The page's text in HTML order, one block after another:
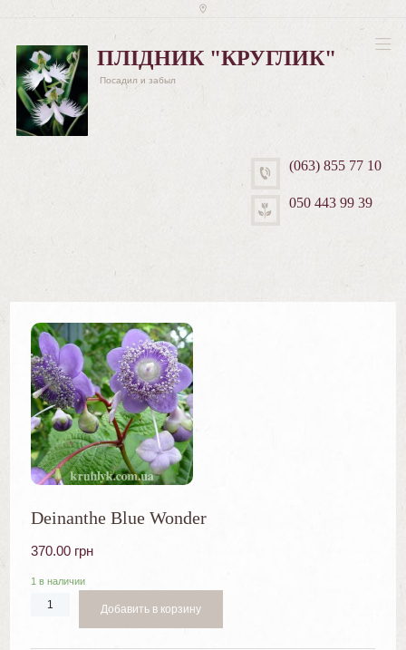
ПЛІДНИК "КРУГЛИК"
Посадил и забыл
(063) 855 77 10
050 443 99 39
Deinanthe Blue Wonder
370.00 грн
1 в наличии
Добавить в корзину